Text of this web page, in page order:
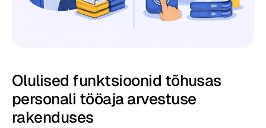
Olulised funktsioonid tõhusas
personali tööaja arvestuse
rakenduses